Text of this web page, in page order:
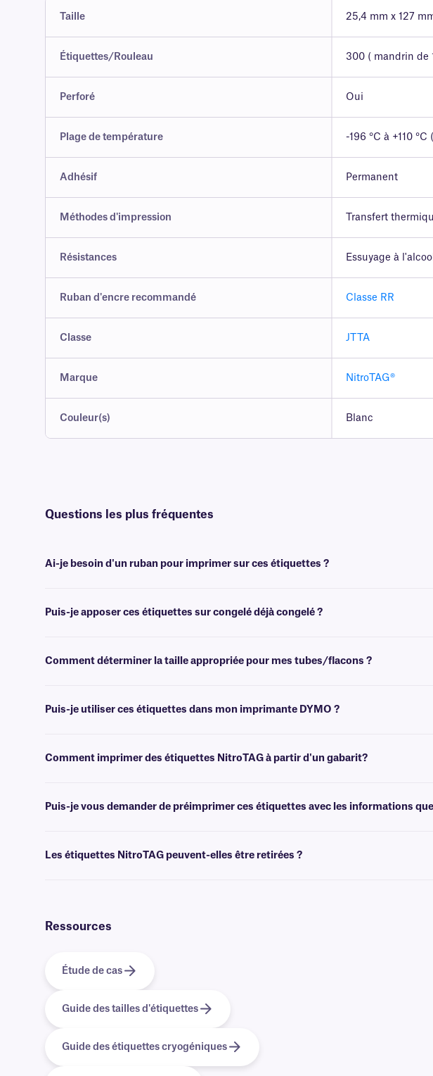
Taille 25,4 mm x 127
Étiquettes/Rouleau 300 ( mandrin de
Perforé Oui
Plage de température -196 °C à +110
Adhésif Permanent
Méthodes d'impression Transfert
Résistances Essuyage à
Ruban d'encre recommandé Classe RR
Classe JTTA
Marque NitroTAG®
Couleur(s) Blanc
Questions les plus fréquentes
Ai-je besoin d'un ruban pour imprimer sur ces étiquettes ?
Puis-je apposer ces étiquettes sur congelé déjà congelé ?
Comment déterminer la taille appropriée pour mes tubes/flacons ?
Puis-je utiliser ces étiquettes dans mon imprimante DYMO ?
Comment imprimer des étiquettes NitroTAG à partir d'un gabarit?
Puis-je vous demander de préimprimer ces étiquettes avec les informations
Les étiquettes NitroTAG peuvent-elles être retirées ?
Ressources
Étude de cas
Guide des tailles d'étiquettes
Guide des étiquettes cryogéniques